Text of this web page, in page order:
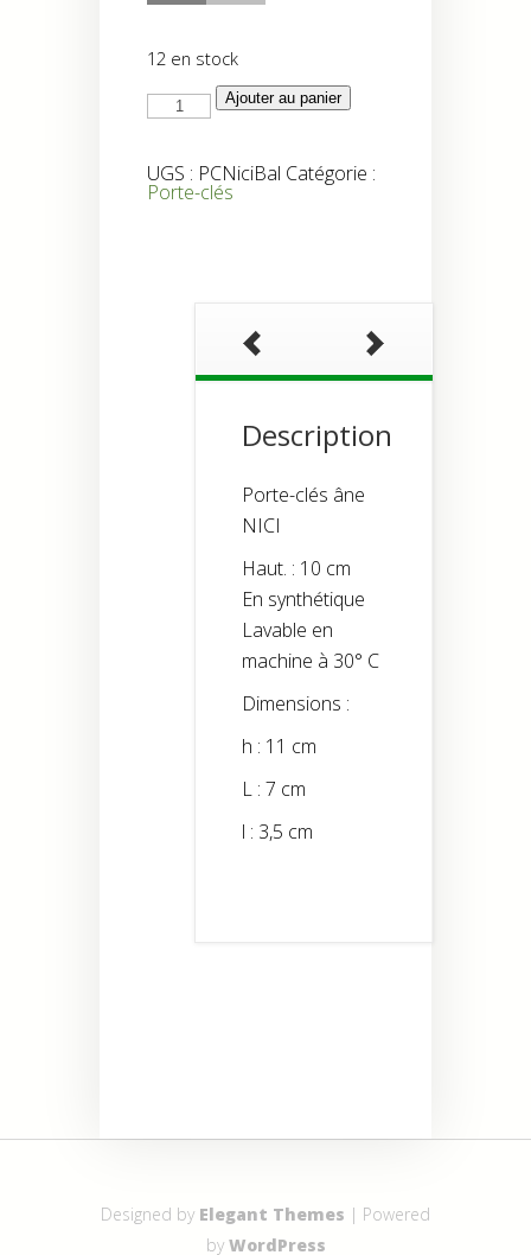
12 en stock
quantité
de
Nici
«
âne
Ajouter au panier
UGS : PCNiciBal Catégorie :
Porte-clés
Description
Porte-clés âne
NICI
Haut. : 10 cm
En synthétique
Lavable en
machine à 30° C
Dimensions :
h : 11 cm
L : 7 cm
l : 3,5 cm
Designed by Elegant Themes | Powered
by WordPress